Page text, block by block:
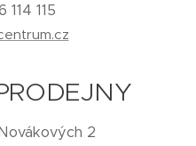
115
2